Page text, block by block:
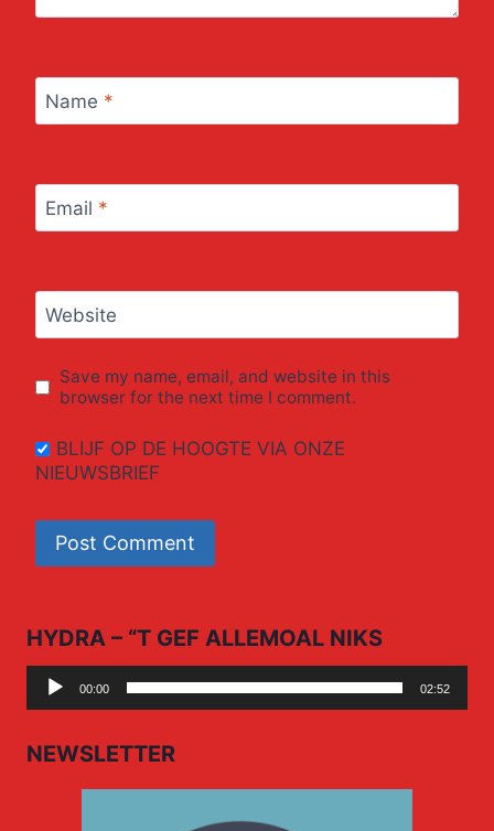
Name *
Email *
Website
Save my name, email, and website in this
browser for the next time I comment.
BLIJF OP DE HOOGTE VIA ONZE
NIEUWSBRIEF
HYDRA – “T GEF ALLEMOAL NIKS
Audio
Player
00:00 02:52
NEWSLETTER